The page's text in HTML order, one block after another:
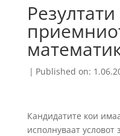
| Published on:
Кандидатите кои
исполнуваат